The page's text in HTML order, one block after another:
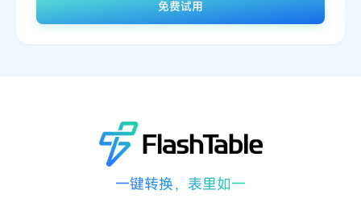
免费试用
一键转换，表里如一